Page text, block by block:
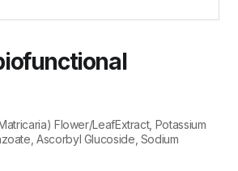
Flower/LeafExtract, Potassium
Ascorbyl Glucoside, Sodium